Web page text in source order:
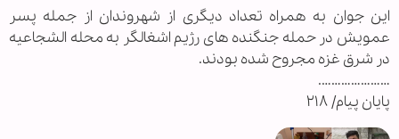
این جوان به همراه تعداد دیگری از شهروندان از جمله پسر
عمویش در حمله جنگنده های رژیم اشغالگر به محله الشجاعیه
در شرق غزه مجروح شده بودند.
………………….
پایان پیام/ ۲۱۸